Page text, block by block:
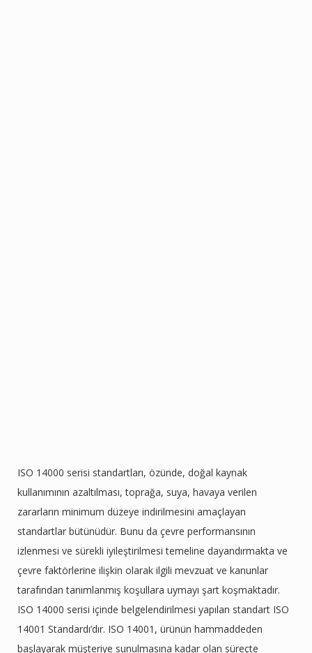
ISO 14000 serisi standartları, özünde, doğal kaynak
kullanımının azaltılması, toprağa, suya, havaya verilen
zararların minimum düzeye indirilmesini amaçlayan
standartlar bütünüdür. Bunu da çevre performansının
izlenmesi ve sürekli iyileştirilmesi temeline dayandırmakta ve
çevre faktörlerine ilişkin olarak ilgili mevzuat ve kanunlar
tarafından tanımlanmış koşullara uymayı şart koşmaktadır.
ISO 14000 serisi içinde belgelendirilmesi yapılan standart ISO
14001 Standardı’dır. ISO 14001, ürünün hammaddeden
başlayarak müşteriye sunulmasına kadar olan süreçte